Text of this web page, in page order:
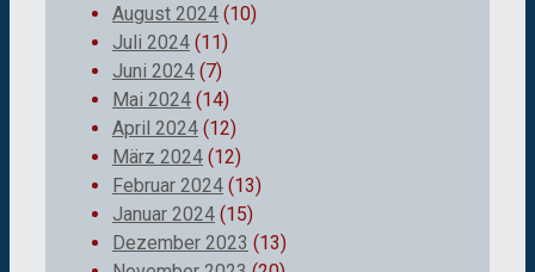
August 2024 (10)
Juli 2024 (11)
Juni 2024 (7)
Mai 2024 (14)
April 2024 (12)
März 2024 (12)
Februar 2024 (13)
Januar 2024 (15)
Dezember 2023 (13)